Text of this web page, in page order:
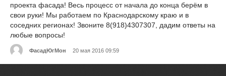
проекта фасада! Весь процесс от начала до конца берём в
свои руки! Мы работаем по Краснодарскому краю и в
соседних регионах! Звоните 8(918)4307307, дадим ответы на
любые вопросы!
ФасадЮгМон 20 мая 2016 09:59